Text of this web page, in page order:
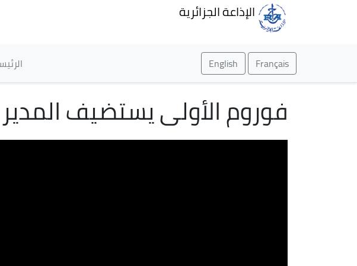
الإذاعة الجزائرية
Français
English
فوروم الأولى يستضيف